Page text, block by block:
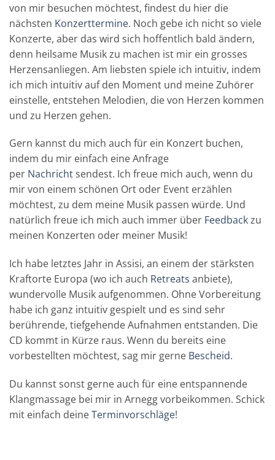
von mir besuchen möchtest, findest du hier die
nächsten Konzerttermine. Noch gebe ich nicht so viele
Konzerte, aber das wird sich hoffentlich bald ändern,
denn heilsame Musik zu machen ist mir ein grosses
Herzensanliegen. Am liebsten spiele ich intuitiv, indem
ich mich intuitiv auf den Moment und meine Zuhörer
einstelle, entstehen Melodien, die von Herzen kommen
und zu Herzen gehen.
Gern kannst du mich auch für ein Konzert buchen,
indem du mir einfach eine Anfrage
per Nachrichtsendest. Ich freue mich auch, wenn du
mir von einem schönen Ort oder Event erzählen
möchtest, zu dem meine Musik passen würde. Und
natürlich freue ich mich auch immer über Feedbackzu
meinen Konzerten oder meiner Musik!
Ich habe letztes Jahr in Assisi, an einem der stärksten
Kraftorte Europa (wo ich auch Retreats anbiete),
wundervolle Musik aufgenommen. Ohne Vorbereitung
habe ich ganz intuitiv gespielt und es sind sehr
berührende, tiefgehende Aufnahmen entstanden. Die
CD kommt in Kürze raus. Wenn du bereits eine
vorbestellten möchtest, sag mir gerne Bescheid.
Du kannst sonst gerne auch für eine entspannende
Klangmassage bei mir in Arnegg vorbeikommen. Schick
mit einfach deineTerminvorschläge!